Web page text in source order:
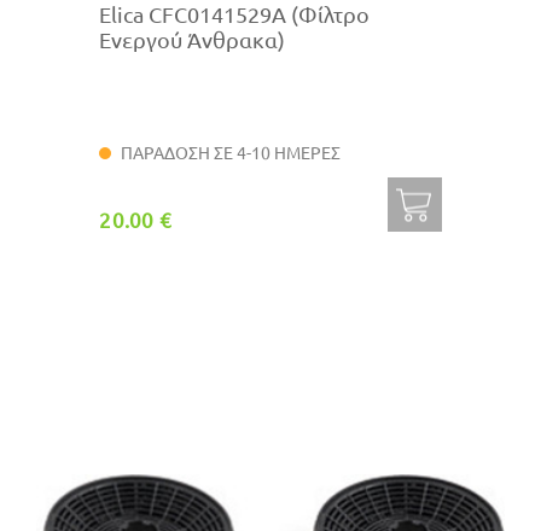
Elica CFC0141529A (Φίλτρο
Ενεργού Άνθρακα)
ΠΑΡΑΔΟΣΗ ΣΕ 4-10 ΗΜΕΡΕΣ
20.00 €